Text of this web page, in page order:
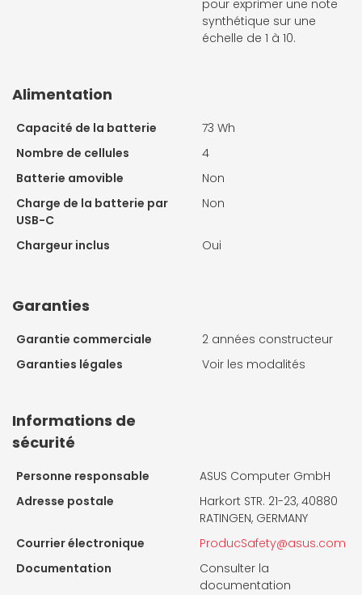
pour exprimer une note
synthétique sur une
échelle de 1 à 10.
Alimentation
Capacité de la batterie
73 Wh
Nombre de cellules
4
Batterie amovible
Non
Charge de la batterie par
USB-C
Non
Chargeur inclus Oui
Garanties
Garantie commerciale
2 années constructeur
Garanties légales
Voir les modalités
Informations de
sécurité
Personne responsable
ASUS Computer GmbH
Adresse postale
Harkort STR. 21-23, 40880
RATINGEN, GERMANY
Courrier électronique
ProducSafety@asus.com
Documentation
Consulter la
documentation